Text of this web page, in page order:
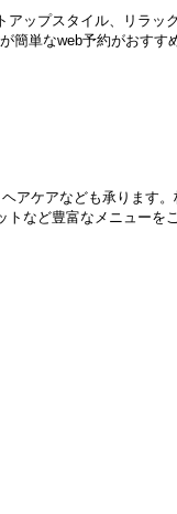
ップスタイル、リラッ
簡単なweb予約がおすす
アケアなども承ります
など豊富なメニューを